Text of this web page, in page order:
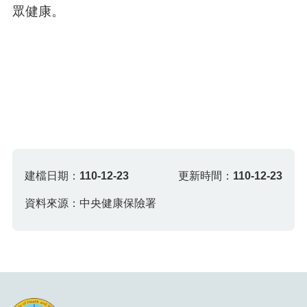
眾健康。
建檔日期： 110-12-23 更新時間： 110-12-23
資料來源：中央健康保險署